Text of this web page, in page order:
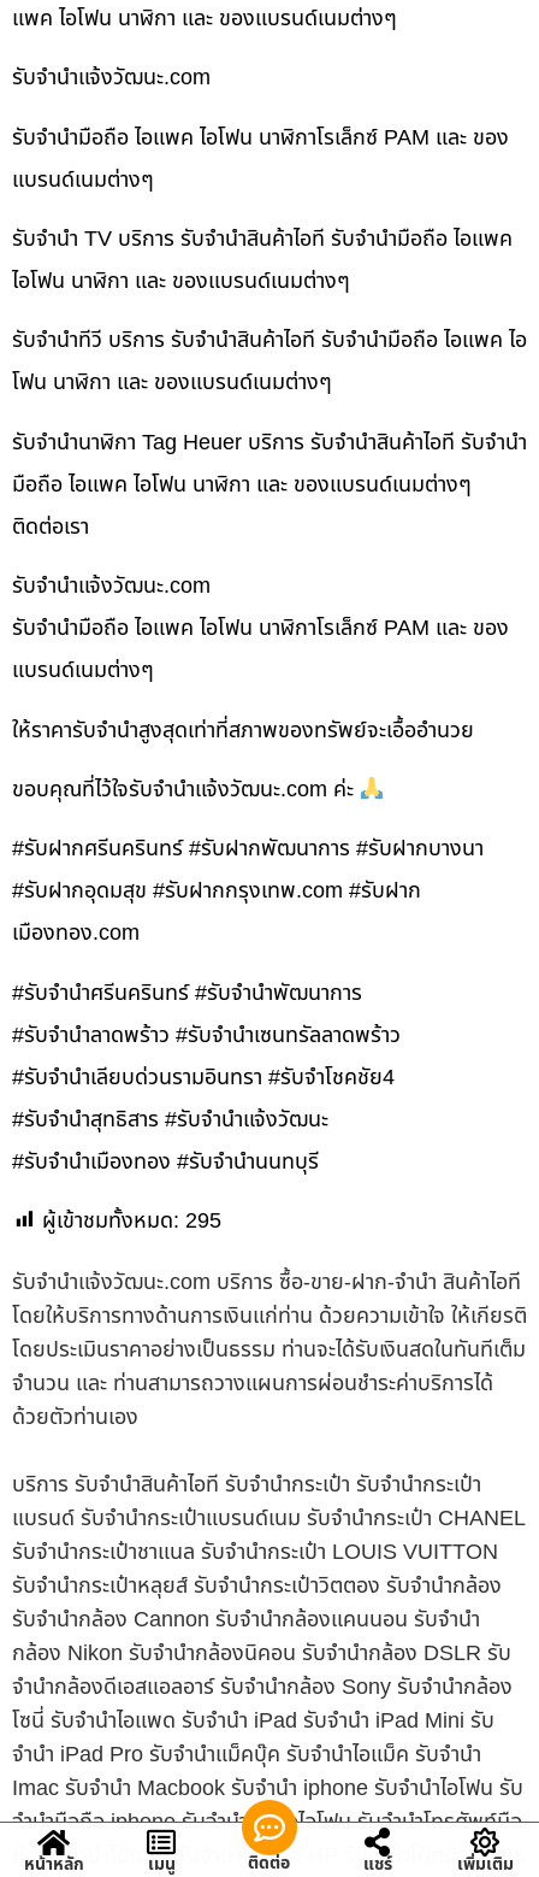
แพค ไอโฟน นาฬิกา และ ของแบรนด์เนมต่างๆ
รับจํานําแจ้งวัฒนะ.com
รับจำนำมือถือ ไอแพค ไอโฟน นาฬิกาโรเล็กซ์ PAM และ ของ
แบรนด์เนมต่างๆ
รับจำนำ TV บริการ รับจำนำสินค้าไอที รับจำนำมือถือ ไอแพค
ไอโฟน นาฬิกา และ ของแบรนด์เนมต่างๆ
รับจำนำทีวี บริการ รับจำนำสินค้าไอที รับจำนำมือถือ ไอแพค ไอ
โฟน นาฬิกา และ ของแบรนด์เนมต่างๆ
รับจำนำนาฬิกา Tag Heuer บริการ รับจำนำสินค้าไอที รับจำนำ
มือถือ ไอแพค ไอโฟน นาฬิกา และ ของแบรนด์เนมต่างๆ
ติดต่อเรา
รับจํานําแจ้งวัฒนะ.com
รับจำนำมือถือ ไอแพค ไอโฟน นาฬิกาโรเล็กซ์ PAM และ ของ
แบรนด์เนมต่างๆ
ให้ราคารับจำนำสูงสุดเท่าที่สภาพของทรัพย์จะเอื้ออำนวย
ขอบคุณที่ไว้ใจรับจำนำแจ้งวัฒนะ.com ค่ะ
#รับฝากศรีนครินทร์ #รับฝากพัฒนาการ #รับฝากบางนา
#รับฝากอุดมสุข #รับฝากกรุงเทพ.com #รับฝาก
เมืองทอง.com
#รับจำนำศรีนครินทร์ #รับจำนำพัฒนาการ
#รับจำนำลาดพร้าว #รับจำนำเซนทรัลลาดพร้าว
#รับจำนำเลียบด่วนรามอินทรา #รับจำโชคชัย4
#รับจำนำสุทธิสาร #รับจำนำแจ้งวัฒนะ
#รับจำนำเมืองทอง #รับจำนำนนทบุรี
ผู้เข้าชมทั้งหมด: 295
รับจํานําแจ้งวัฒนะ.com บริการ ซื้อ-ขาย-ฝาก-จำนำ สินค้าไอที
โดยให้บริการทางด้านการเงินแก่ท่าน ด้วยความเข้าใจ ให้เกียรติ
โดยประเมินราคาอย่างเป็นธรรม ท่านจะได้รับเงินสดในทันทีเต็ม
จำนวน และ ท่านสามารถวางแผนการผ่อนชำระค่าบริการได้
ด้วยตัวท่านเอง
บริการ รับจำนำสินค้าไอที รับจำนำกระเป๋า รับจำนำกระเป๋า
แบรนด์ รับจำนำกระเป๋าแบรนด์เนม รับจำนำกระเป๋า CHANEL
รับจำนำกระเป๋าชาแนล รับจำนำกระเป๋า LOUIS VUITTON
รับจำนำกระเป๋าหลุยส์ รับจำนำกระเป๋าวิตตอง รับจำนำกล้อง
รับจำนำกล้อง Cannon รับจำนำกล้องแคนนอน รับจำนำ
กล้อง Nikon รับจำนำกล้องนิคอน รับจำนำกล้อง DSLR รับ
จำนำกล้องดีเอสแอลอาร์ รับจำนำกล้อง Sony รับจำนำกล้อง
โซนี่ รับจำนำไอแพด รับจำนำ iPad รับจำนำ iPad Mini รับ
จำนำ iPad Pro รับจำนำแม็คบุ๊ค รับจำนำไอแม็ค รับจำนำ
Imac รับจำนำ Macbook รับจำนำ iphone รับจำนำไอโฟน รับ
จำนำมือถือ iphone รับจำนำมือถือไอโฟน รับจำนำโทรศัพท์มือ
ถือ รับจำนำโน๊ตบุ๊ค รับจำนำโน๊ตบุ๊ค HP รับจำนำโน๊ตบุ๊ค Asus
หน้าหลัก เมนู ติดต่อ แชร์ เพิ่มเติม